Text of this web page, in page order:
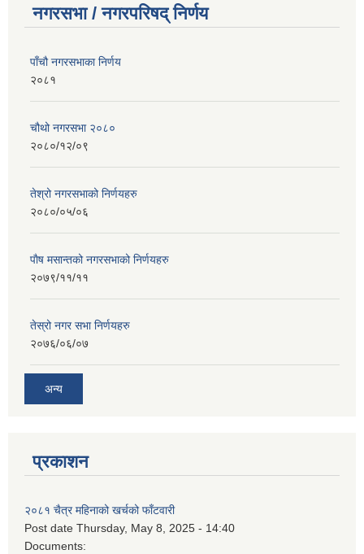
नगरसभा / नगरपरिषद् निर्णय
पाँचौ नगरसभाका निर्णय
२०८१
चौथो नगरसभा २०८०
२०८०/१२/०९
तेश्रो नगरसभाको निर्णयहरु
२०८०/०५/०६
पाैष मसान्तको नगरसभाको निर्णयहरु
२०७९/११/११
तेस्रो नगर सभा निर्णयहरु
२०७६/०६/०७
अन्य
प्रकाशन
२०८१ चैत्र महिनाको खर्चको फाँटवारी
Post date Thursday, May 8, 2025 - 14:40
Documents: